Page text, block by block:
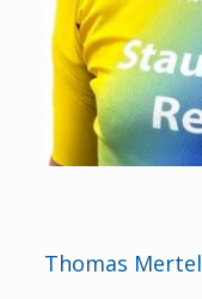
Thomas Mertel